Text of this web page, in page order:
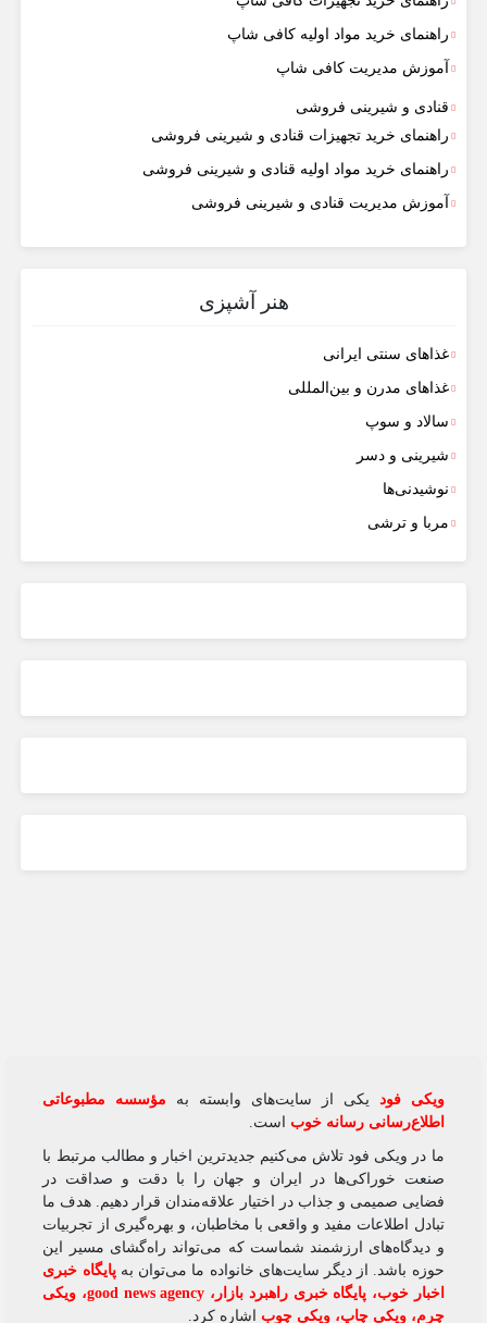
راهنمای خرید مواد اولیه کافی‌ شاپ‌
آموزش مدیریت کافی شاپ
قنادی و شیرینی فروشی
راهنمای خرید تجهیزات قنادی و شیرینی فروشی
راهنمای خرید مواد اولیه قنادی و شیرینی فروشی
آموزش مدیریت قنادی و شیرینی فروشی
هنر آشپزی
غذاهای سنتی ایرانی
غذاهای مدرن و بین‌المللی
سالاد و سوپ
شیرینی و دسر
نوشیدنی‌ها
مربا و ترشی
ویکی‌ فودیکی از سایت‌های وابسته به
مؤسسه مطبوعاتی
اطلاع‌رسانی رسانه خوباست.
ما در ویکی‌ فود تلاش می‌کنیم جدیدترین اخبار و مطالب مرتبط با
صنعت خوراکی‌ها در ایران و جهان را با دقت و صداقت در
فضایی صمیمی و جذاب در اختیار علاقه‌مندان قرار دهیم. هدف ما
تبادل اطلاعات مفید و واقعی با مخاطبان، و بهره‌گیری از تجربیات
و دیدگاه‌های ارزشمند شماست که می‌تواند راه‌گشای مسیر این
حوزه باشد. از دیگر سایت‌های خانواده ما می‌توان بهپایگاه خبری
اخبار خوب،پایگاه خبری راهبرد بازار ،good news agency،ویکی
چرم،ویکی چاپ،ویکی چوباشاره کرد.